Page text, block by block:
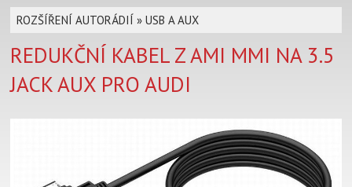
ROZŠÍŘENÍ AUTORÁDIÍ »USB A AUX
REDUKČNÍ KABEL Z AMI MMI NA 3.5
JACK AUX PRO AUDI